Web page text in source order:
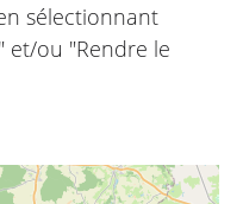
sélectionnant
et/ou "Rendre le